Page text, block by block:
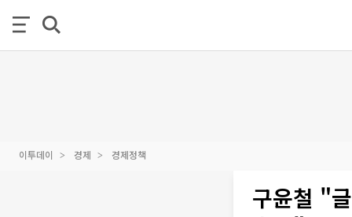
이투데이 경제 경제정책
구윤철 "